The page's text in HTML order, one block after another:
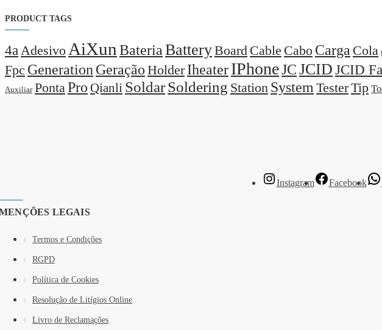
PRODUCT TAGS
4aAdesivoAiXunBateriaBatteryBoard Cable Cabo Carga Cola
Fpc GenerationGeração Holder IheaterIPhoneJCJCIDJCID
Auxiliar PontaPro Qianli SoldarSoldering Station SystemTesterTip
Instagram Facebook
LEGAIS
Termos e Condições
RGPD
Política de Cookies
Resolução de Litígios Online
Livro de Reclamações